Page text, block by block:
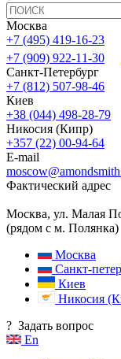
Москва
+7 (495) 419-16-23
+7 (909) 922-11-30
Санкт-Петербург
+7 (812) 507-98-46
Киев
+38 (044) 498-28-79
Никосия (Кипр)
+357 (22) 00-94-64
E-mail
Фактический адрес
Москва, ул. Малая
(рядом с м. Полянка)
Москва
Санкт-
Киев
Никосия
? Задать вопрос
En